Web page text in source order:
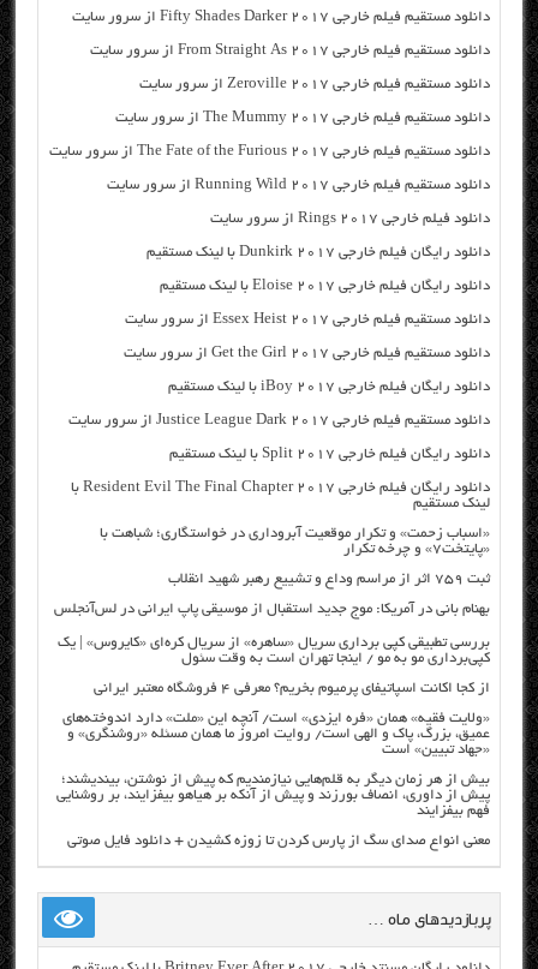
دانلود مستقیم فیلم خارجی Fifty Shades Darker 2017 از سرور سایت
دانلود مستقیم فیلم خارجی From Straight As 2017 از سرور سایت
دانلود مستقیم فیلم خارجی Zeroville 2017 از سرور سایت
دانلود مستقیم فیلم خارجی The Mummy 2017 از سرور سایت
دانلود مستقیم فیلم خارجی The Fate of the Furious 2017 از سرور سایت
دانلود مستقیم فیلم خارجی Running Wild 2017 از سرور سایت
دانلود فیلم خارجی Rings 2017 از سرور سایت
دانلود رایگان فیلم خارجی Dunkirk 2017 با لینک مستقیم
دانلود رایگان فیلم خارجی Eloise 2017 با لینک مستقیم
دانلود مستقیم فیلم خارجی Essex Heist 2017 از سرور سایت
دانلود مستقیم فیلم خارجی Get the Girl 2017 از سرور سایت
دانلود رایگان فیلم خارجی iBoy 2017 با لینک مستقیم
دانلود مستقیم فیلم خارجی Justice League Dark 2017 از سرور سایت
دانلود رایگان فیلم خارجی Split 2017 با لینک مستقیم
دانلود رایگان فیلم خارجی Resident Evil The Final Chapter 2017 با
لینک مستقیم
«اسباب زحمت» و تکرار موقعیت آبروداری در خواستگاری؛ شباهت با
«پایتخت۷» و چرخه تکرار
ثبت ۷۵۹ اثر از مراسم وداع و تشییع رهبر شهید انقلاب
بهنام بانی در آمریکا: موج جدید استقبال از موسیقی پاپ ایرانی در لس‌آنجلس
بررسی تطبیقی کپی برداری سریال «ساهره» از سریال کره‌ای «کایروس» | یک
کپی‌برداری مو به مو / اینجا تهران است به وقت سئول
از کجا اکانت اسپاتیفای پرمیوم بخریم؟ معرفی ۴ فروشگاه معتبر ایرانی
«ولایت فقیه» همان «فره ایزدی» است/ آنچه این «ملت» دارد اندوخته‌های
عمیق، بزرگ، پاک و الهی است/ روایت امروز ما همان مسئله «روشنگری» و
«جهاد تبیین» است
بیش از هر زمان دیگر به قلم‌هایی نیازمندیم که پیش از نوشتن، بیندیشند؛
پیش از داوری، انصاف بورزند و پیش از آنکه بر هیاهو بیفزایند، بر روشنایی
فهم بیفزایند
معنی انواع صدای سگ از پارس کردن تا زوزه کشیدن + دانلود فایل صوتی
پربازدیدهای ماه …